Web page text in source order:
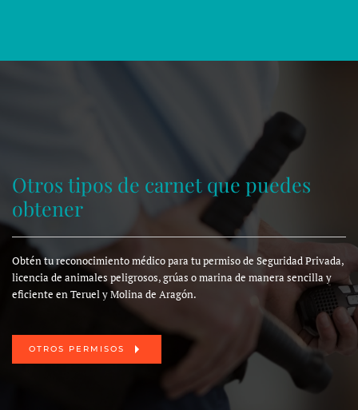
Otros tipos de carnet que puedes
obtener
Obtén tu reconocimiento médico para tu permiso de Seguridad Privada,
licencia de animales peligrosos, grúas o marina de manera sencilla y
eficiente en Teruel y Molina de Aragón.
OTROS PERMISOS